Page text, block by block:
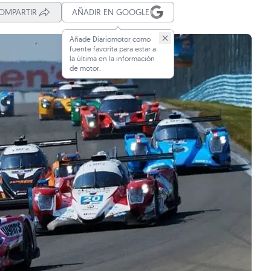
AÑADIR EN GOOGLE
Añade Diariomotor como
fuente favorita para estar a
la última en la información
de motor.